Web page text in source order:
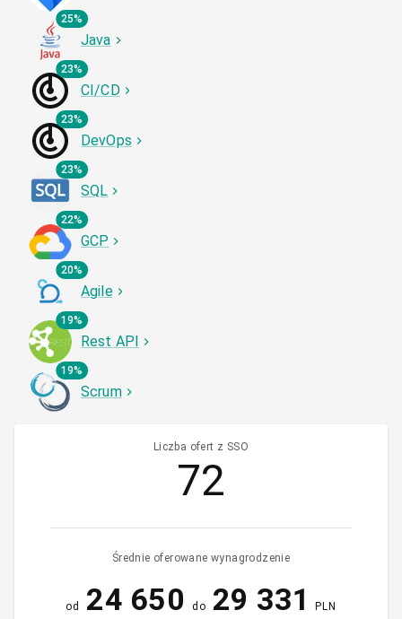
25%
Java
23%
CI/CD
23%
DevOps
23%
SQL
22%
GCP
20%
Agile
19%
Rest API
19%
Scrum
Liczba ofert z SSO
72
Średnie oferowane wynagrodzenie
od 24 650 do 29 331 PLN